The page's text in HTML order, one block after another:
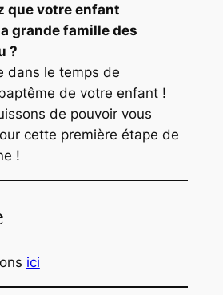
que votre enfant
grande famille des
?
dans le temps de
de votre enfant !
de pouvoir vous
cette première étape de
!
ici